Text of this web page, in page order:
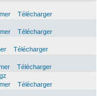
Télécharger
Télécharger
Télécharger
Télécharger
Télécharger